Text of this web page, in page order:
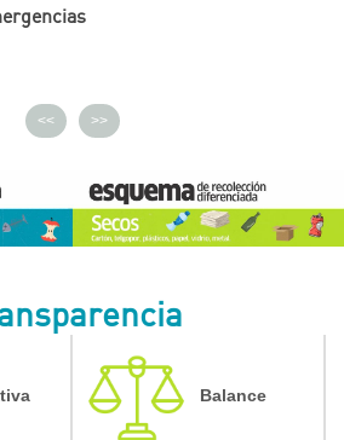
<< >>
Balance